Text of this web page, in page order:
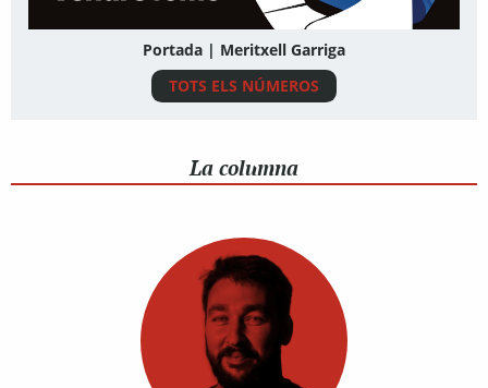
Portada | Meritxell Garriga
TOTS ELS NÚMEROS
La columna